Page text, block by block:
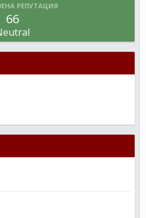
РЕПУТАЦИЯ
66